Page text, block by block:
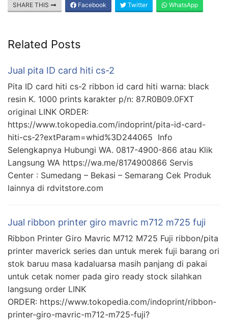
SHARE THIS Facebook Twitter WhatsApp
Related Posts
Jual pita ID card hiti cs-2
Pita ID card hiti cs-2 ribbon id card hiti warna: black
resin K. 1000 prints karakter p/n: 87.R0B09.0FXT
original LINK ORDER:
https://www.tokopedia.com/indoprint/pita-id-card-
hiti-cs-2?extParam=whid%3D244065 Info
Selengkapnya Hubungi WA. 0817-4900-866 atau Klik
Langsung WA https://wa.me/8174900866 Servis
Center : Sumedang – Bekasi – Semarang Cek Produk
lainnya di rdvitstore.com
Jual ribbon printer giro mavric m712 m725 fuji
Ribbon Printer Giro Mavric M712 M725 Fuji ribbon/pita
printer maverick series dan untuk merek fuji barang ori
stok baruu masa kadaluarsa masih panjang di pakai
untuk cetak nomer pada giro ready stock silahkan
langsung order LINK
ORDER: https://www.tokopedia.com/indoprint/ribbon-
printer-giro-mavric-m712-m725-fuji?